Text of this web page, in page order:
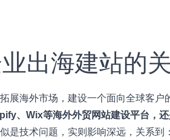
出海建站的
展海外市场，建设一个面向全球客户
、Wix等海外外贸网站建设平台，还
是技术问题，实则影响深远，关系到：